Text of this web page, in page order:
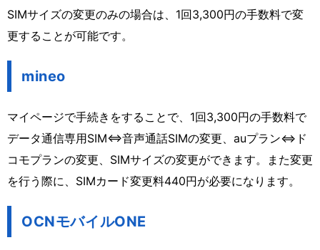
SIMサイズの変更のみの場合は、1回3,300円の手数料で変
更することが可能です。
mineo
マイページで手続きをすることで、1回3,300円の手数料で
データ通信専用SIM⇔音声通話SIMの変更、auプラン⇔ド
コモプランの変更、SIMサイズの変更ができます。また変更
を行う際に、SIMカード変更料440円が必要になります。
OCNモバイルONE